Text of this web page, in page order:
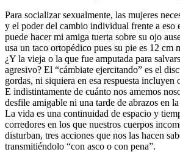
Para socializar sexualmente, las mujeres
y el poder del cambio individual frente a eso
puede hacer mi amiga tuerta sobre su ojo
usa un taco ortopédico pues su pie es 12 cm
¿Y la vieja o la que fue amputada para
agresivo? El “cámbiate ejercitando” es el
gordas, ni siquiera en esa respuesta incluyen
E indistintamente de cuánto nos amemos
desfile amigable ni una tarde de abrazos en
La vida es una continuidad de espacio y
corredores en los que nuestros cuerpos
disturban, tres acciones que nos las hacen
transmitiéndolo “con asco o con pena”.